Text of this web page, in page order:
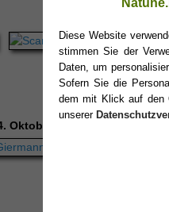
Oktober Geburtstag?
Diese Website
stimmen Sie der
Daten, um
Sofern Sie die
dem mit Klick auf den
unserer